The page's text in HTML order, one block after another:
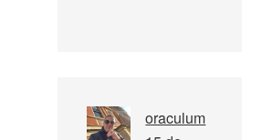
oraculum